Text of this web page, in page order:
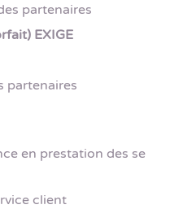
partenaires
EXIGE
partenaires
en prestation des se
client